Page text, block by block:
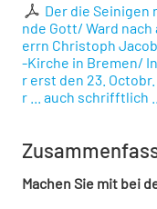
Der die Seinigen
nde Gott/ Ward
errn Christoph
-Kirche in Bremen/
r erst den 23.
r ... auch schrifftlich
Machen Sie mit bei